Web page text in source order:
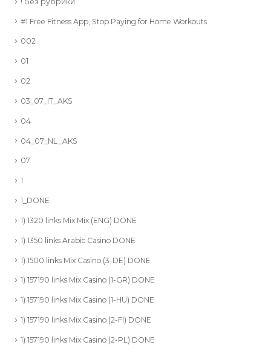
#1 Free Fitness App, Stop Paying for Home Workouts
002
01
02
03_07_IT_AKS
04
04_07_NL_AKS
07
1
1_DONE
1) 1320 links Mix Mix (ENG) DONE
1) 1350 links Arabic Casino DONE
1) 1500 links Mix Casino (3-DE) DONE
1) 157190 links Mix Casino (1-GR) DONE
1) 157190 links Mix Casino (1-HU) DONE
1) 157190 links Mix Casino (2-FI) DONE
1) 157190 links Mix Casino (2-PL) DONE